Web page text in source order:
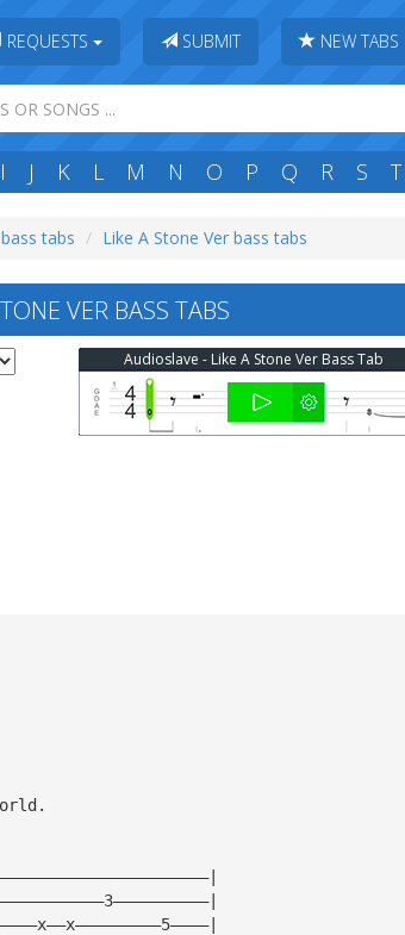
REQUESTS SUBMIT NEW TABS
I J K L M N O P Q R S T
tabs Like A Stone Ver bass tabs
VER BASS TABS
Audioslave - Like A Stone Ver Bass Tab